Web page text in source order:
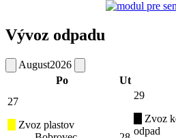
Vývoz odpadu
August2026
Po
Ut
27
Zvoz plastov
29
Zvoz
odpad